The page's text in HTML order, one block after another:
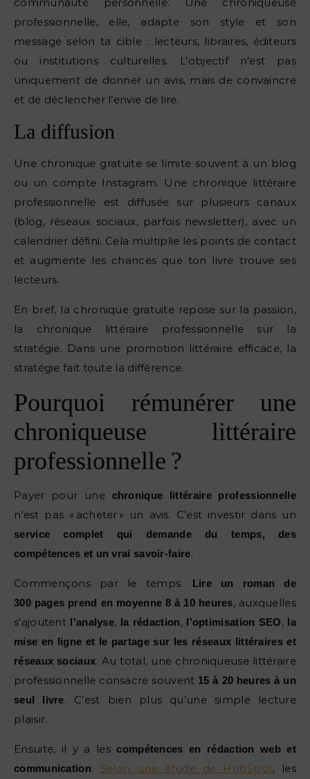
communauté personnelle. Une chroniqueuse
professionnelle, elle, adapte son style et son
message selon ta cible : lecteurs, libraires, éditeurs
ou institutions culturelles. L’objectif n’est pas
uniquement de donner un avis, mais de convaincre
et de déclencher l’envie de lire.
La diffusion
Une chronique gratuite se limite souvent à un blog
ou un compte Instagram. Une chronique littéraire
professionnelle est diffusée sur plusieurs canaux
(blog, réseaux sociaux, parfois newsletter), avec un
calendrier défini. Cela multiplie les points de contact
et augmente les chances que ton livre trouve ses
lecteurs.
En bref, la chronique gratuite repose sur la passion,
la chronique littéraire professionnelle sur la
stratégie. Dans une promotion littéraire efficace, la
stratégie fait toute la différence.
Pourquoi rémunérer une
chroniqueuse littéraire
professionnelle ?
Payer pour une chronique littéraire professionnelle
n’est pas « acheter » un avis. C’est investir dans un
service complet qui demande du temps, des
compétences et un vrai savoir-faire.
Commençons par le temps.
Lire un roman de
300 pages prend en moyenne 8 à 10 heures, auxquelles
s’ajoutent l’analyse, la rédaction, l’optimisation SEO, la
mise en ligne et le partage sur les réseaux littéraires et
réseaux sociaux. Au total, une chroniqueuse littéraire
professionnelle consacre souvent 15 à 20 heures à un
seul livre. C’est bien plus qu’une simple lecture
plaisir.
Ensuite, il y a lescompétences en rédaction web et
communication. Selon une étude de HubSpot, les